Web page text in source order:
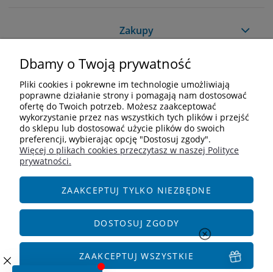
Zakupy
Pomoc
Moje konto
Informacje
Kontakt
ul. Czereśniowa 18
55-095 Januszkowice
Social Media
Dbamy o Twoją prywatność
Pliki cookies i pokrewne im technologie umożliwiają
poprawne działanie strony i pomagają nam dostosować
ofertę do Twoich potrzeb. Możesz zaakceptować
wykorzystanie przez nas wszystkich tych plików i przejść
do sklepu lub dostosować użycie plików do swoich
preferencji, wybierając opcję "Dostosuj zgody".
Więcej o plikach cookies przeczytasz w naszej Polityce
prywatności.
ZAAKCEPTUJ TYLKO NIEZBĘDNE
DOSTOSUJ ZGODY
ZAAKCEPTUJ WSZYSTKIE